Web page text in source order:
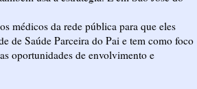
médicos da rede pública para que eles
de Saúde Parceira do Pai e tem como foco
oportunidades de envolvimento e